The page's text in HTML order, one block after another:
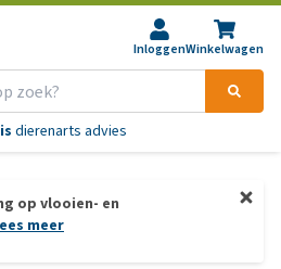
InloggenWinkelwagen
besteld,morgenin huis*
op vlooien- en
meer